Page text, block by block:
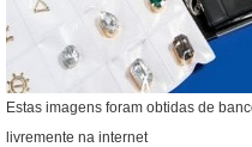
Estas imagens foram obtidas de
livremente na internet